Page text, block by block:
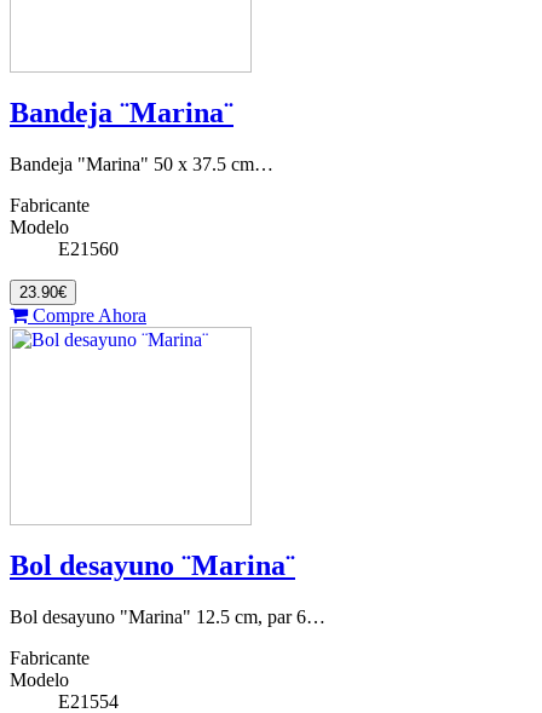
Bandeja ¨Marina¨
Bandeja "Marina" 50 x 37.5 cm…
Fabricante
Modelo
E21560
23.90€
Compre Ahora
Bol desayuno ¨Marina¨
Bol desayuno "Marina" 12.5 cm, par 6…
Fabricante
Modelo
E21554